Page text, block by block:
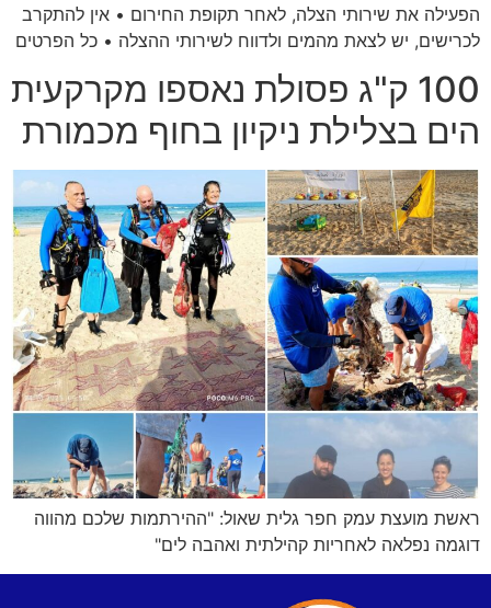
הפעילה את שירותי הצלה, לאחר תקופת החירום • אין להתקרב
לכרישים, יש לצאת מהמים ולדווח לשירותי ההצלה • כל הפרטים
100 ק"ג פסולת נאספו מקרקעית
הים בצלילת ניקיון בחוף מכמורת
ראשת מועצת עמק חפר גלית שאול: "ההירתמות שלכם מהווה
דוגמה נפלאה לאחריות קהילתית ואהבה לים"